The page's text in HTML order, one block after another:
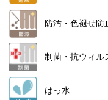
防汚・色褪せ防
制菌・抗ウィル
はっ水